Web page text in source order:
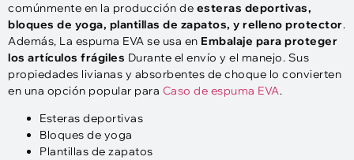
comúnmente en la producción de esteras deportivas,
bloques de yoga, plantillas de zapatos, y relleno protector.
Además, La espuma EVA se usa en Embalaje para proteger
los artículos frágiles Durante el envío y el manejo. Sus
propiedades livianas y absorbentes de choque lo convierten
en una opción popular para Caso de espuma EVA.
Esteras deportivas
Bloques de yoga
Plantillas de zapatos